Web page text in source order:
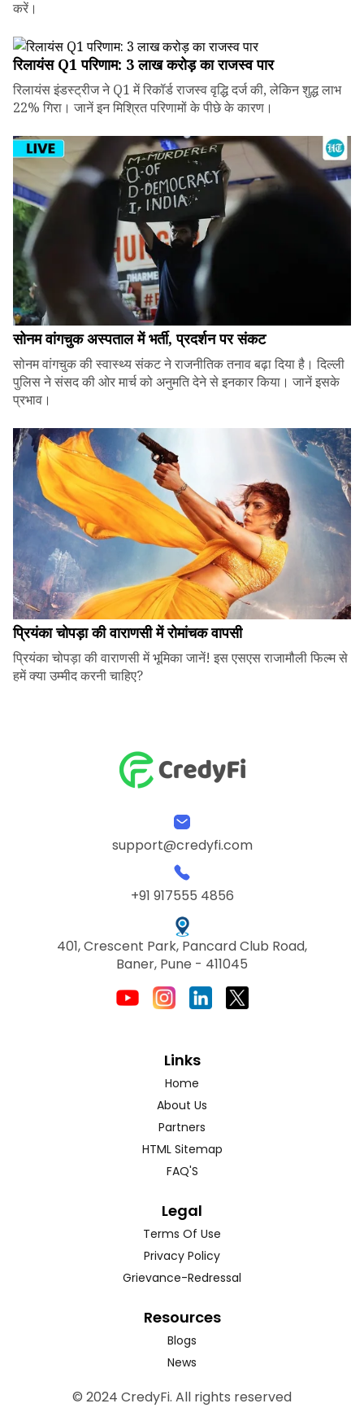
करें।
रिलायंस Q1 परिणाम: ₹3 लाख करोड़ का राजस्व पार
रिलायंस इंडस्ट्रीज ने Q1 में रिकॉर्ड राजस्व वृद्धि दर्ज की, लेकिन शुद्ध लाभ
22% गिरा। जानें इन मिश्रित परिणामों के पीछे के कारण।
सोनम वांगचुक अस्पताल में भर्ती, प्रदर्शन पर संकट
सोनम वांगचुक की स्वास्थ्य संकट ने राजनीतिक तनाव बढ़ा दिया है। दिल्ली
पुलिस ने संसद की ओर मार्च को अनुमति देने से इनकार किया। जानें इसके
प्रभाव।
प्रियंका चोपड़ा की वाराणसी में रोमांचक वापसी
प्रियंका चोपड़ा की वाराणसी में भूमिका जानें! इस एसएस राजामौली फिल्म से
हमें क्या उम्मीद करनी चाहिए?
support@credyfi.com
+91 917555 4856
401, Crescent Park, Pancard Club Road,
Baner, Pune - 411045
Links
Home
About Us
Partners
HTML Sitemap
FAQ'S
Legal
Terms Of Use
Privacy Policy
Grievance-Redressal
Resources
Blogs
News
© 2024 CredyFi. All rights reserved